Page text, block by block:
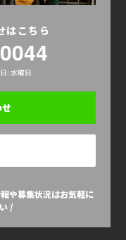
はこちら
: 水曜日
や募集状況はお気軽に
/